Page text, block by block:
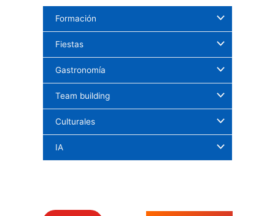
Formación
Fiestas
Gastronomía
Team building
Culturales
IA